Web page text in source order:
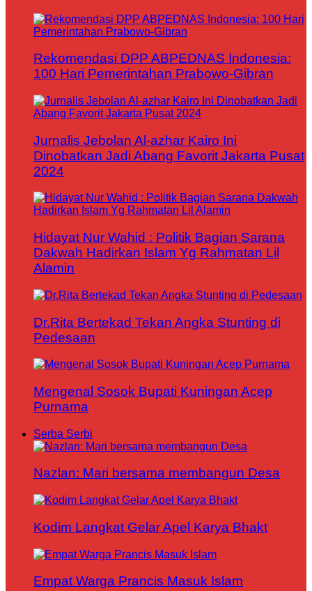
Rekomendasi DPP ABPEDNAS Indonesia:
100 Hari Pemerintahan Prabowo-Gibran
Jurnalis Jebolan Al-azhar Kairo Ini
Dinobatkan Jadi Abang Favorit Jakarta Pusat
2024
Hidayat Nur Wahid : Politik Bagian Sarana
Dakwah Hadirkan Islam Yg Rahmatan Lil
Alamin
Dr.Rita Bertekad Tekan Angka Stunting di
Pedesaan
Mengenal Sosok Bupati Kuningan Acep
Purnama
Serba Serbi
Nazlan: Mari bersama membangun Desa
Kodim Langkat Gelar Apel Karya Bhakt
Empat Warga Prancis Masuk Islam